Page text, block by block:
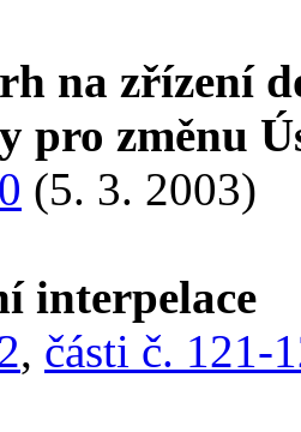
na zřízení
pro změnu
(5. 3. 2003)
interpelace
, části č. 121-